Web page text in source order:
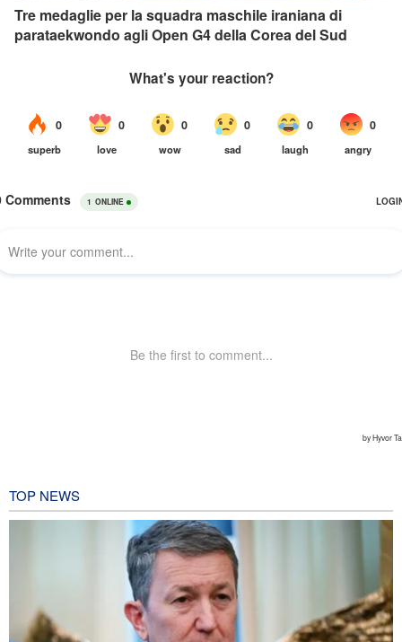
Tre medaglie per la squadra maschile iraniana di
parataekwondo agli Open G4 della Corea del Sud
TOP NEWS